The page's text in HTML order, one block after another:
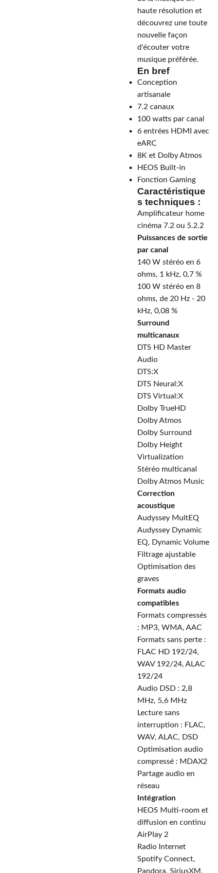
haute résolution et
découvrez une toute
nouvelle façon
d'écouter votre
musique préférée.
En bref
Conception
artisanale
7.2 canaux
100 watts par canal
6 entrées HDMI avec
eARC
8K et Dolby Atmos
HEOS Built-in
Fonction Gaming
Caractéristique
s techniques :
Amplificateur home
cinéma 7.2 ou 5.2.2
Puissances de sortie
par canal
140 W stéréo en 6
ohms, 1 kHz, 0,7 %
100 W stéréo en 8
ohms, de 20 Hz - 20
kHz, 0,08 %
Surround
multicanaux
DTS HD Master
Audio
DTS:X
DTS Neural:X
DTS Virtual:X
Dolby TrueHD
Dolby Atmos
Dolby Surround
Dolby Height
Virtualization
Stéréo multicanal
Dolby Atmos Music
Correction
acoustique
Audyssey MultEQ
Audyssey Dynamic
EQ, Dynamic Volume
Filtrage ajustable
Optimisation des
graves
Formats audio
compatibles
Formats compressés
: MP3, WMA, AAC
Formats sans perte :
FLAC HD 192/24,
WAV 192/24, ALAC
192/24
Audio DSD : 2,8
MHz, 5,6 MHz
Lecture sans
interruption : FLAC,
WAV, ALAC, DSD
Optimisation audio
compressé : MDAX2
Partage audio en
réseau
Intégration
HEOS Multi-room et
diffusion en continu
AirPlay 2
Radio Internet
Spotify Connect,
Pandora, SiriusXM,